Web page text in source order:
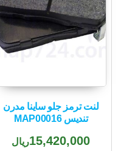
لنت ترمز جلو ساینا مدرن
تندیس MAP00016
15,420,000ریال